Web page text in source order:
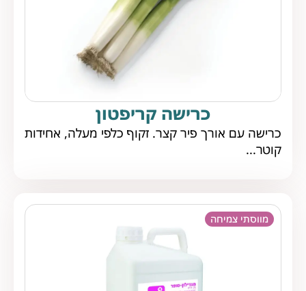
כרישה קריפטון
כרישה עם אורך פיר קצר. זקוף כלפי מעלה, אחידות
קוטר...
מווסתי צמיחה